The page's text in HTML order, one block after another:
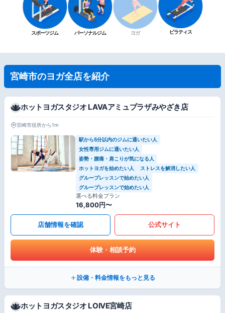
スポーツジム パーソナルジム ヨガ ピラティス
宮崎市のヨガ全店を紹介
ホットヨガスタジオ LAVAアミュプラザみやざき店
宮崎市役所から1m
駅から5分以内のジムに通いたい人
女性専用ジムに通いたい人
姿勢・腰痛・肩こりが気になる人
ホットヨガを始めたい人
ストレスを解消したい人
グループレッスンで始めたい人
グループレッスンで始めたい人
選べる料金プラン
16,800円〜
店舗情報を確認 公式サイト
体験・相談予約
設備・料金情報をもっと見る
ホットヨガスタジオ LOIVE宮崎店